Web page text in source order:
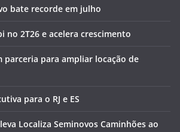
bate recorde em julho
no 2T26 e acelera crescimento
parceria para ampliar locação de
para o RJ e ES
Localiza Seminovos Caminhões ao